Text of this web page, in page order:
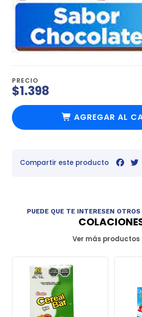
PRECIO
$1.398
AGREGAR AL
Compartir este producto
PUEDE QUE TE INTERESEN
Ver más productos